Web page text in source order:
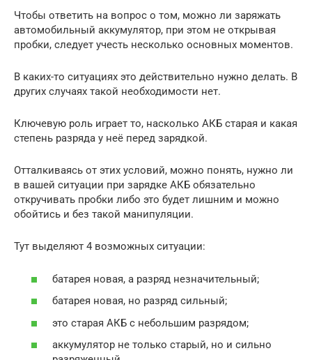
Чтобы ответить на вопрос о том, можно ли заряжать
автомобильный аккумулятор, при этом не открывая
пробки, следует учесть несколько основных моментов.
В каких-то ситуациях это действительно нужно делать. В
других случаях такой необходимости нет.
Ключевую роль играет то, насколько АКБ старая и какая
степень разряда у неё перед зарядкой.
Отталкиваясь от этих условий, можно понять, нужно ли
в вашей ситуации при зарядке АКБ обязательно
откручивать пробки либо это будет лишним и можно
обойтись и без такой манипуляции.
Тут выделяют 4 возможных ситуации:
батарея новая, а разряд незначительный;
батарея новая, но разряд сильный;
это старая АКБ с небольшим разрядом;
аккумулятор не только старый, но и сильно